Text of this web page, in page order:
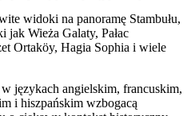
widoki na panoramę Stambułu,
jak Wieża Galaty, Pałac
Ortaköy, Hagia Sophia i wiele
językach angielskim, francuskim,
i hiszpańskim wzbogacą